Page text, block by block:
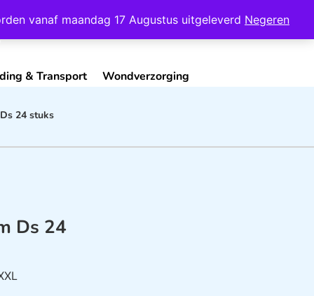
vanaf maandag 17 Augustus uitgeleverd Negeren
Account Contact
& Transport Wondverzorging
24 stuks
Ds 24